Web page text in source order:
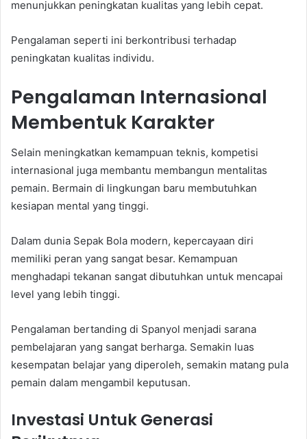
menunjukkan peningkatan kualitas yang lebih cepat.
Pengalaman seperti ini berkontribusi terhadap
peningkatan kualitas individu.
Pengalaman Internasional
Membentuk Karakter
Selain meningkatkan kemampuan teknis, kompetisi
internasional juga membantu membangun mentalitas
pemain. Bermain di lingkungan baru membutuhkan
kesiapan mental yang tinggi.
Dalam dunia Sepak Bola modern, kepercayaan diri
memiliki peran yang sangat besar. Kemampuan
menghadapi tekanan sangat dibutuhkan untuk mencapai
level yang lebih tinggi.
Pengalaman bertanding di Spanyol menjadi sarana
pembelajaran yang sangat berharga. Semakin luas
kesempatan belajar yang diperoleh, semakin matang pula
pemain dalam mengambil keputusan.
Investasi Untuk Generasi